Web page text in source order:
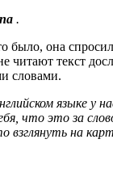
.
было, она
читают текст
словами.
что это за
взглянуть на